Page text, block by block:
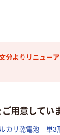
よりリニューア
用意してい
カリ乾電池 単3